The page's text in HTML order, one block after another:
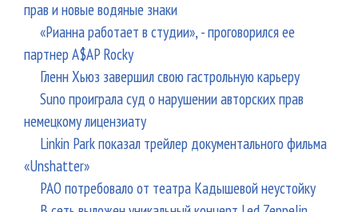
прав и новые водяные знаки
«Рианна работает в студии», - проговорился ее
партнер A$AP Rocky
Гленн Хьюз завершил свою гастрольную карьеру
Suno проиграла суд о нарушении авторских прав
немецкому лицензиату
Linkin Park показал трейлер документального фильма
«Unshatter»
РАО потребовало от театра Кадышевой неустойку